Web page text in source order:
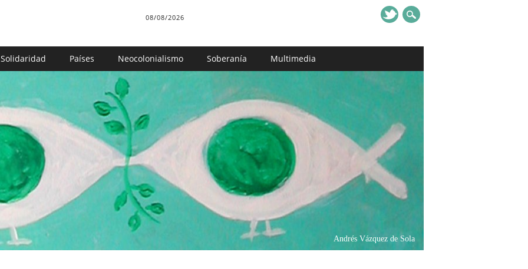
08/08/2026
Solidaridad Países Neocolonialismo Soberanía Multimedia
Andrés Vázquez de Sola